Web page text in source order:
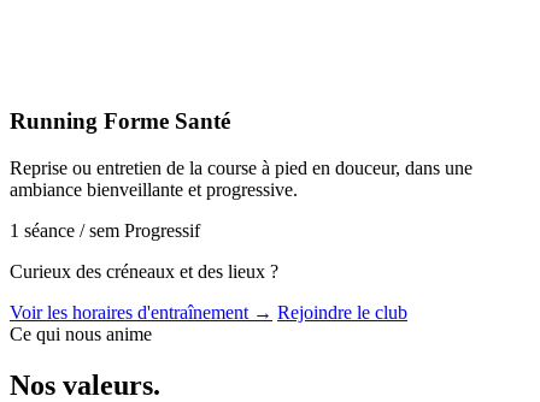
Running Forme Santé
Reprise ou entretien de la course à pied en douceur, dans une
ambiance bienveillante et progressive.
1 séance / sem Progressif
Curieux des créneaux et des lieux ?
Voir les horaires d'entraînement → Rejoindre le club
Ce qui nous anime
Nos valeurs.